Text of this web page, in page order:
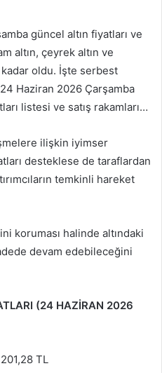
güncel altın fiyatları ve
altın, çeyrek altın ve
kadar oldu. İşte serbest
Haziran 2026 Çarşamba
listesi ve satış rakamları…
ilişkin iyimser
desteklese de taraflardan
temkinli hareket
koruması halinde altındaki
devam edebileceğini
(24 HAZİRAN 2026
TL